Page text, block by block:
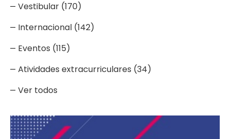
Vestibular (170)
Internacional (142)
Eventos (115)
Atividades extracurriculares (34)
Ver todos